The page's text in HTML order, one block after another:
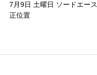
7月9日 土曜日 ソードエース
正位置